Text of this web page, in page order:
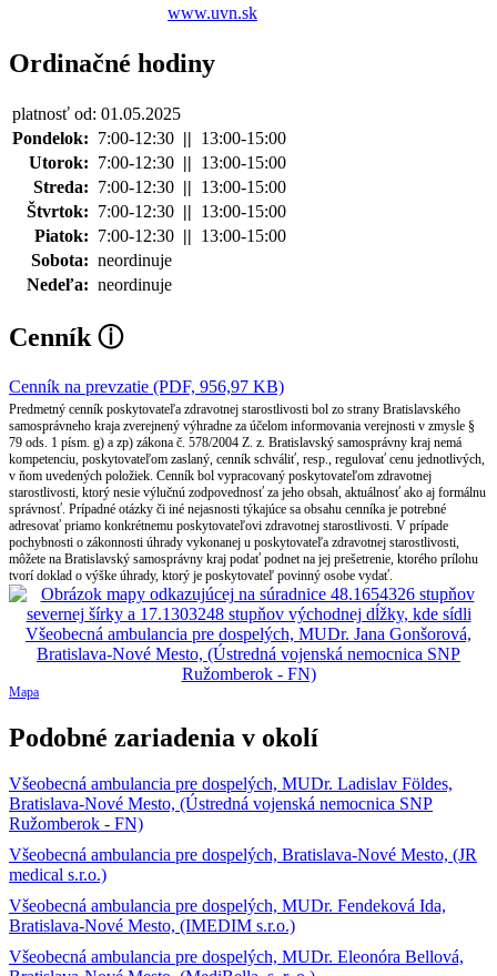
www.uvn.sk
Ordinačné hodiny
platnosť od: 01.05.2025
Pondelok: 7:00-12:30 || 13:00-15:00
Utorok: 7:00-12:30 || 13:00-15:00
Streda: 7:00-12:30 || 13:00-15:00
Štvrtok: 7:00-12:30 || 13:00-15:00
Piatok: 7:00-12:30 || 13:00-15:00
Sobota: neordinuje
Nedeľa: neordinuje
Cenník ⓘ
Cenník na prevzatie (PDF, 956,97 KB)
Predmetný cenník poskytovateľa zdravotnej starostlivosti bol zo strany Bratislavského
samosprávneho kraja zverejnený výhradne za účelom informovania verejnosti v zmysle §
79 ods. 1 písm. g) a zp) zákona č. 578/2004 Z. z. Bratislavský samosprávny kraj nemá
kompetenciu, poskytovateľom zaslaný, cenník schváliť, resp., regulovať cenu jednotlivých,
v ňom uvedených položiek. Cenník bol vypracovaný poskytovateľom zdravotnej
starostlivosti, ktorý nesie výlučnú zodpovednosť za jeho obsah, aktuálnosť ako aj formálnu
správnosť. Prípadné otázky či iné nejasnosti týkajúce sa obsahu cenníka je potrebné
adresovať priamo konkrétnemu poskytovateľovi zdravotnej starostlivosti. V prípade
pochybnosti o zákonnosti úhrady vykonanej u poskytovateľa zdravotnej starostlivosti,
môžete na Bratislavský samosprávny kraj podať podnet na jej prešetrenie, ktorého prílohu
tvorí doklad o výške úhrady, ktorý je poskytovateľ povinný osobe vydať.
Mapa
Podobné zariadenia v okolí
Všeobecná ambulancia pre dospelých, MUDr. Ladislav Földes,
Bratislava-Nové Mesto, (Ústredná vojenská nemocnica SNP
Ružomberok - FN)
Všeobecná ambulancia pre dospelých, Bratislava-Nové Mesto, (JR
medical s.r.o.)
Všeobecná ambulancia pre dospelých, MUDr. Fendeková Ida,
Bratislava-Nové Mesto, (IMEDIM s.r.o.)
Všeobecná ambulancia pre dospelých, MUDr. Eleonóra Bellová,